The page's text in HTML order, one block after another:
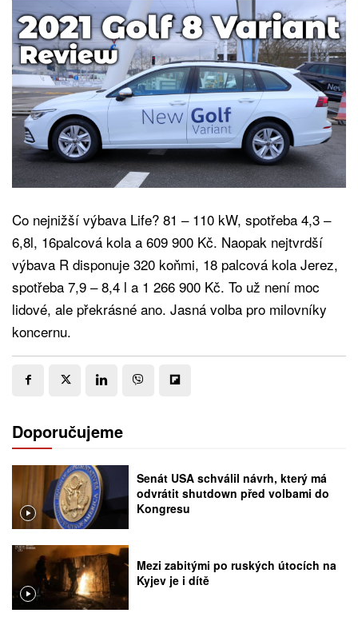
Co nejnižší výbava Life? 81 – 110 kW, spotřeba 4,3 –
6,8l, 16palcová kola a 609 900 Kč. Naopak nejtvrdší
výbava R disponuje 320 koňmi, 18 palcová kola Jerez,
spotřeba 7,9 – 8,4 l a 1 266 900 Kč. To už není moc
lidové, ale překrásné ano. Jasná volba pro milovníky
koncernu.
Doporučujeme
Senát USA schválil návrh, který má
odvrátit shutdown před volbami do
Kongresu
Mezi zabitými po ruských útocích na
Kyjev je i dítě